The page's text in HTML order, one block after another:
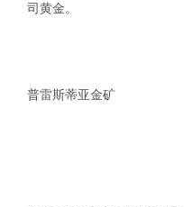
司黄金。
普雷斯蒂亚金矿